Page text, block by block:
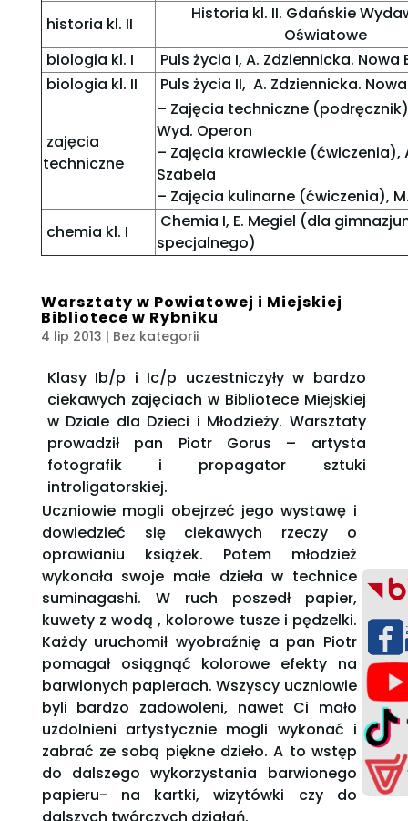
historia kl. II
Historia kl. II. Gdańskie
Oświatowe
biologia kl. I
Puls życia I, A. Zdziennicka. Nowa
biologia kl. II
Puls życia II, A. Zdziennicka.
zajęcia
techniczne
– Zajęcia techniczne (podręcznik),
Wyd. Operon
– Zajęcia krawieckie (ćwiczenia),
Szabela
– Zajęcia kulinarne (ćwiczenia),
chemia kl. I
Chemia I, E. Megiel (dla
specjalnego)
Warsztaty w Powiatowej i Miejskiej
Bibliotece w Rybniku
4 lip 2013 | Bez kategorii
Klasy Ib/p i Ic/p uczestniczyły w bardzo
ciekawych zajęciach w Bibliotece Miejskiej
w Dziale dla Dzieci i Młodzieży. Warsztaty
prowadził pan Piotr Gorus – artysta
fotografik i propagator sztuki
introligatorskiej.
Uczniowie mogli obejrzeć jego wystawę i
dowiedzieć się ciekawych rzeczy o
oprawianiu książek. Potem młodzież
wykonała swoje małe dzieła w technice
suminagashi. W ruch poszedł papier,
kuwety z wodą , kolorowe tusze i pędzelki.
Każdy uruchomił wyobraźnię a pan Piotr
pomagał osiągnąć kolorowe efekty na
barwionych papierach. Wszyscy uczniowie
byli bardzo zadowoleni, nawet Ci mało
uzdolnieni artystycznie mogli wykonać i
zabrać ze sobą piękne dzieło. A to wstęp
do dalszego wykorzystania barwionego
papieru- na kartki, wizytówki czy do